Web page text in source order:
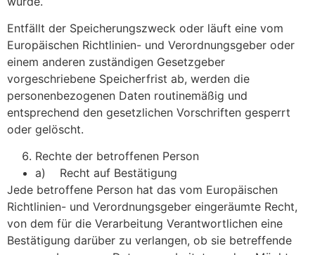
Entfällt der Speicherungszweck oder läuft eine vom
Europäischen Richtlinien- und Verordnungsgeber oder
einem anderen zuständigen Gesetzgeber
vorgeschriebene Speicherfrist ab, werden die
personenbezogenen Daten routinemäßig und
entsprechend den gesetzlichen Vorschriften gesperrt
oder gelöscht.
Rechte der betroffenen Person
a) Recht auf Bestätigung
Jede betroffene Person hat das vom Europäischen
Richtlinien- und Verordnungsgeber eingeräumte Recht,
von dem für die Verarbeitung Verantwortlichen eine
Bestätigung darüber zu verlangen, ob sie betreffende